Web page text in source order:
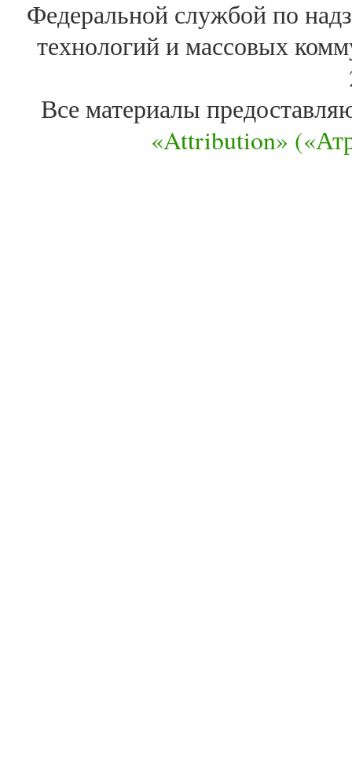
Федеральной службой по
технологий и массовых
Все материалы
«Attribution»